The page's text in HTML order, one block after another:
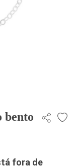
bento
fora de